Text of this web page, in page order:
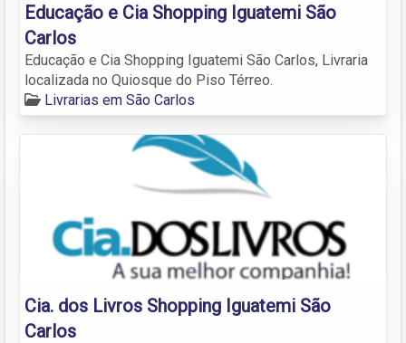
Educação e Cia Shopping Iguatemi São
Carlos
Educação e Cia Shopping Iguatemi São Carlos, Livraria
localizada no Quiosque do Piso Térreo.
Livrarias em São Carlos
Cia. dos Livros Shopping Iguatemi São
Carlos